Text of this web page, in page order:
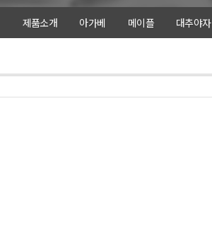
제품소개 아가베 메이플 대추야자